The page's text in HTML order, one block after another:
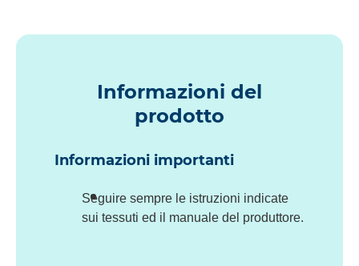
Informazioni del
prodotto
Informazioni importanti
Seguire sempre le istruzioni indicate
sui tessuti ed il manuale del produttore.